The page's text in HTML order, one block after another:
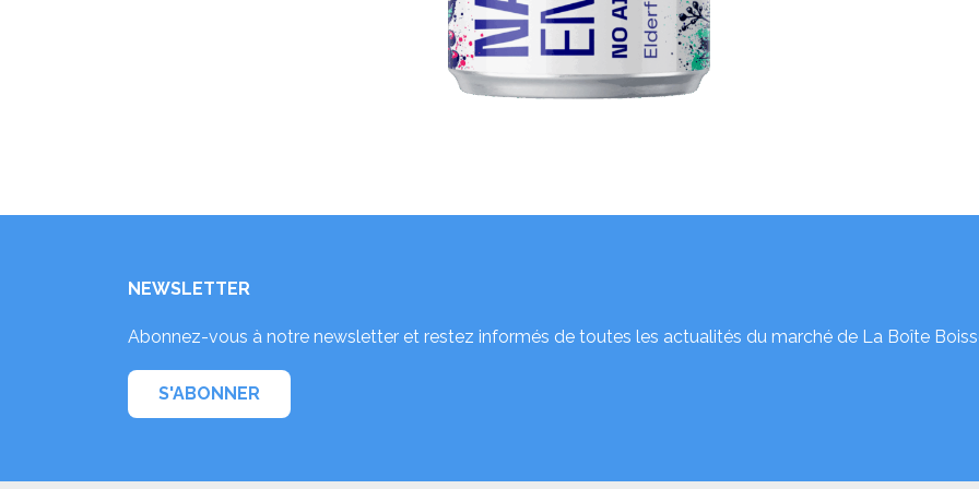
NEWSLETTER
Abonnez-vous à notre newsletter et restez informés de toutes les actualités du marché de La Boîte
S'ABONNER